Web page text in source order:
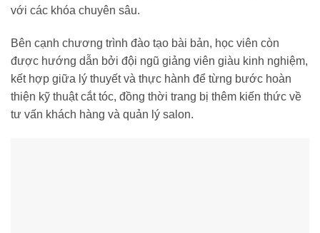
với các khóa chuyên sâu.
Bên cạnh chương trình đào tạo bài bản, học viên còn
được hướng dẫn bởi đội ngũ giảng viên giàu kinh nghiệm,
kết hợp giữa lý thuyết và thực hành để từng bước hoàn
thiện kỹ thuật cắt tóc, đồng thời trang bị thêm kiến thức về
tư vấn khách hàng và quản lý salon.